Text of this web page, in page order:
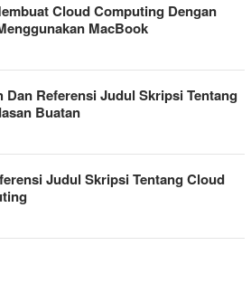
Cloud Computing Dengan
MacBook
Dan Referensi Judul Skripsi Tentang
Buatan
Judul Skripsi Tentang Cloud